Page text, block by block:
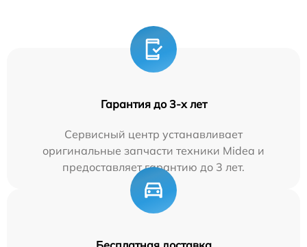
Гарантия до 3-х лет
Сервисный центр устанавливает
оригинальные запчасти техники Midea и
предоставляет гарантию до 3 лет.